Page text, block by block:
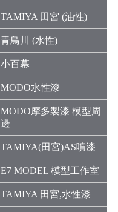
TAMIYA 田宮 (油性)
青鳥川 (水性)
小百幕
MODO水性漆
MODO摩多製漆 模型周
邊
TAMIYA(田宮)AS噴漆
E7 MODEL 模型工作室
TAMIYA 田宮,水性漆